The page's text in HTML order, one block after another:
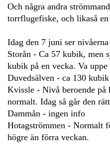
Och några andra
torrflugefiske, och likaså
Idag den 7 juni ser nivåerna
Storån - Ca 57 kubik, men
kubik på en vecka. Va
Duvedsälven - ca 130
Kvissle - Nivå beroende
normalt. Idag så går den
Dammån - ingen info
Hotagströmmen - Normalt
högre än förra veckan.